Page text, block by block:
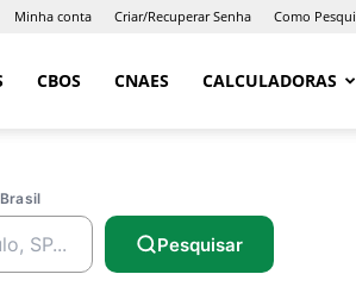
Minha conta Criar/Recuperar Senha Como
CBOS CNAES CALCULADORAS
Pesquisar